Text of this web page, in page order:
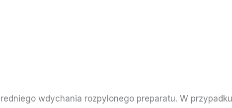
wdychania rozpylonego preparatu. W